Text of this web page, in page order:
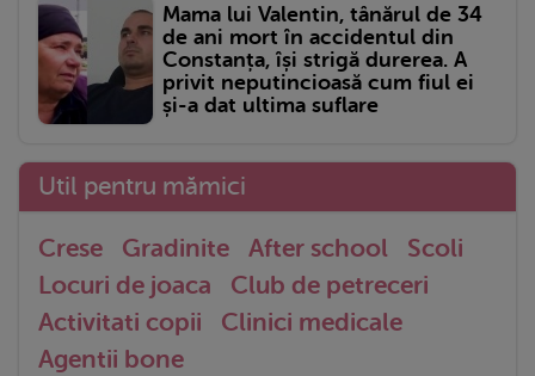
Mama lui Valentin, tânărul de 34
de ani mort în accidentul din
Constanța, își strigă durerea. A
privit neputincioasă cum fiul ei
și-a dat ultima suflare
Util pentru mămici
Crese Gradinite After school
Scoli
Locuri de joaca
Club de petreceri
Activitati copii
Clinici medicale
Agentii bone